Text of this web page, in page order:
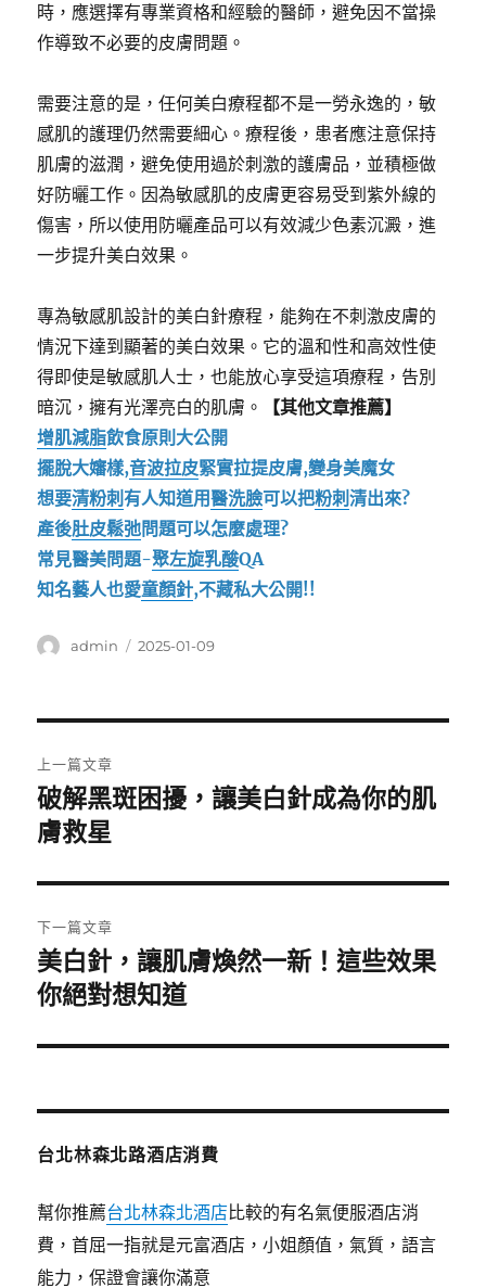
時，應選擇有專業資格和經驗的醫師，避免因不當操
作導致不必要的皮膚問題。
需要注意的是，任何美白療程都不是一勞永逸的，敏
感肌的護理仍然需要細心。療程後，患者應注意保持
肌膚的滋潤，避免使用過於刺激的護膚品，並積極做
好防曬工作。因為敏感肌的皮膚更容易受到紫外線的
傷害，所以使用防曬產品可以有效減少色素沉澱，進
一步提升美白效果。
專為敏感肌設計的美白針療程，能夠在不刺激皮膚的
情況下達到顯著的美白效果。它的溫和性和高效性使
得即使是敏感肌人士，也能放心享受這項療程，告別
暗沉，擁有光澤亮白的肌膚。
【其他文章推薦】
增肌減脂飲食原則大公開
擺脫大嬸樣,音波拉皮緊實拉提皮膚,變身美魔女
想要清粉刺有人知道用醫洗臉可以把粉刺清出來?
產後肚皮鬆弛問題可以怎麼處理?
常見醫美問題-聚左旋乳酸QA
知名藝人也愛童顏針,不藏私大公開!!
作
admin
發
2025-01-09
章
導
覽
上一篇文章
上
一
文
章:
破解黑斑困擾，讓美白針成為你的肌
膚救星
下一篇文章
下
一
文
美白針，讓肌膚煥然一新！這些效果
你絕對想知道
台北林森北路酒店消費
幫你推薦台北林森北酒店比較的有名氣便服酒店消
費，首屈一指就是元富酒店，小姐顏值，氣質，語言
能力，保證會讓你滿意